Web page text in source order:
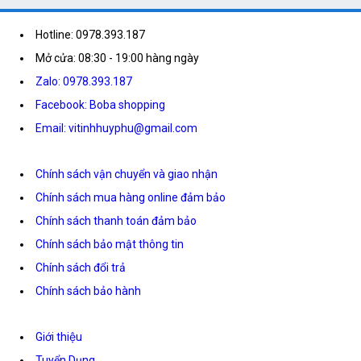
Hotline: 0978.393.187
Mở cửa: 08:30 - 19:00 hàng ngày
Zalo: 0978.393.187
Facebook: Boba shopping
Email: vitinhhuyphu@gmail.com
Chính sách vận chuyển và giao nhận
Chính sách mua hàng online đảm bảo
Chính sách thanh toán đảm bảo
Chính sách bảo mật thông tin
Chính sách đổi trả
Chính sách bảo hành
Giới thiệu